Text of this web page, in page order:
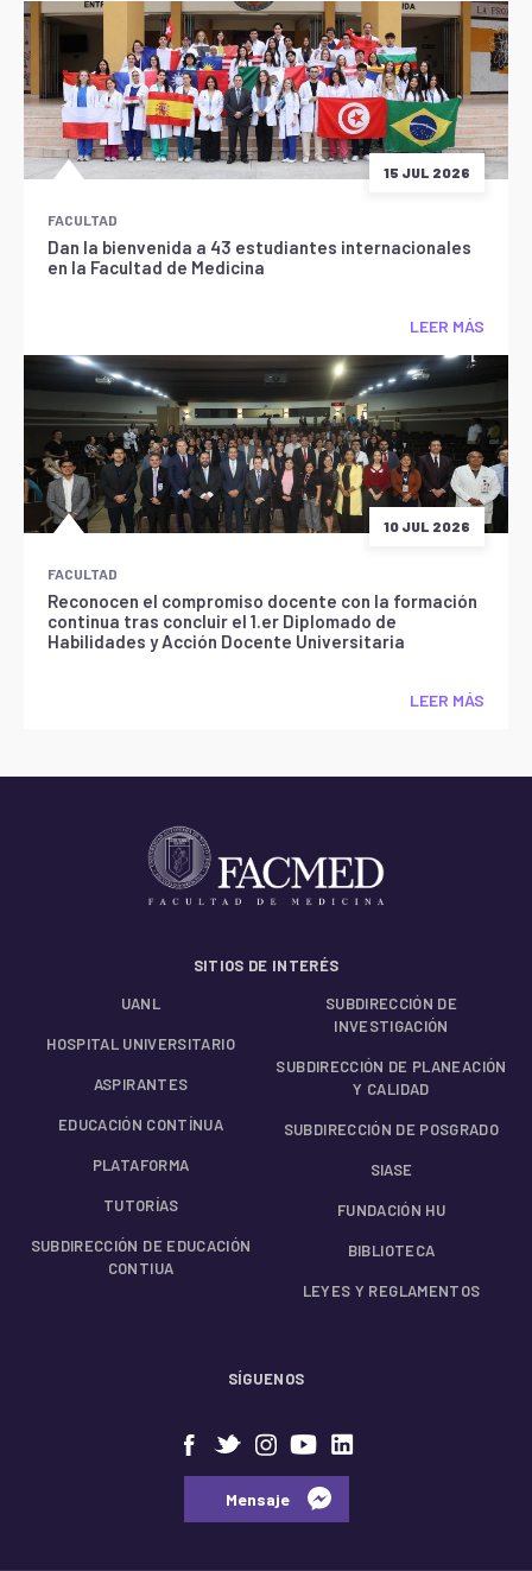
15 JUL 2026
FACULTAD
Dan la bienvenida a 43 estudiantes internacionales
en la Facultad de Medicina
LEER MÁS
10 JUL 2026
FACULTAD
Reconocen el compromiso docente con la formación
continua tras concluir el 1.er Diplomado de
Habilidades y Acción Docente Universitaria
LEER MÁS
SITIOS DE INTERÉS
UANL
HOSPITAL UNIVERSITARIO
ASPIRANTES
EDUCACIÓN CONTÍNUA
PLATAFORMA
TUTORÍAS
SUBDIRECCIÓN DE EDUCACIÓN
CONTIUA
SUBDIRECCIÓN DE
INVESTIGACIÓN
SUBDIRECCIÓN DE PLANEACIÓN
Y CALIDAD
SUBDIRECCIÓN DE POSGRADO
SIASE
FUNDACIÓN HU
BIBLIOTECA
LEYES Y REGLAMENTOS
SÍGUENOS
⠀⠀Mensaje⠀